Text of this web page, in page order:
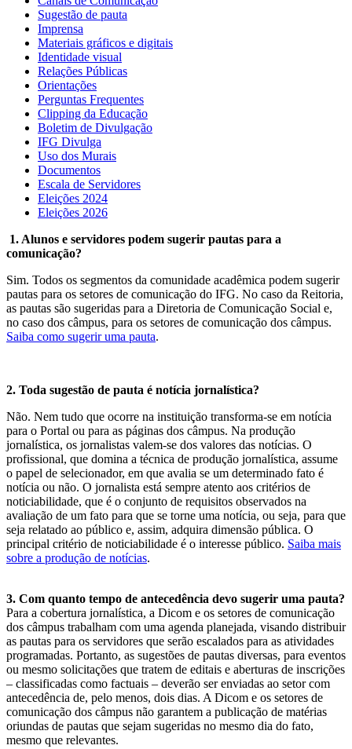
Sugestão de pauta
Imprensa
Materiais gráficos e digitais
Identidade visual
Relações Públicas
Orientações
Perguntas Frequentes
Clipping da Educação
Boletim de Divulgação
IFG Divulga
Uso dos Murais
Documentos
Escala de Servidores
Eleições 2024
Eleições 2026
1. Alunos e servidores podem sugerir pautas para a
comunicação?
Sim. Todos os segmentos da comunidade acadêmica podem sugerir
pautas para os setores de comunicação do IFG. No caso da Reitoria,
as pautas são sugeridas para a Diretoria de Comunicação Social e,
no caso dos câmpus, para os setores de comunicação dos câmpus.
Saiba como sugerir uma pauta.
2. Toda sugestão de pauta é notícia jornalística?
Não. Nem tudo que ocorre na instituição transforma-se em notícia
para o Portal ou para as páginas dos câmpus. Na produção
jornalística, os jornalistas valem-se dos valores das notícias. O
profissional, que domina a técnica de produção jornalística, assume
o papel de selecionador, em que avalia se um determinado fato é
notícia ou não. O jornalista está sempre atento aos critérios de
noticiabilidade, que é o conjunto de requisitos observados na
avaliação de um fato para que se torne uma notícia, ou seja, para que
seja relatado ao público e, assim, adquira dimensão pública. O
principal critério de noticiabilidade é o interesse público. Saiba mais
sobre a produção de notícias.
3. Com quanto tempo de antecedência devo sugerir uma pauta?
Para a cobertura jornalística, a Dicom e os setores de comunicação
dos câmpus trabalham com uma agenda planejada, visando distribuir
as pautas para os servidores que serão escalados para as atividades
programadas. Portanto, as sugestões de pautas diversas, para eventos
ou mesmo solicitações que tratem de editais e aberturas de inscrições
– classificadas como factuais – deverão ser enviadas ao setor com
antecedência de, pelo menos, dois dias. A Dicom e os setores de
comunicação dos câmpus não garantem a publicação de matérias
oriundas de pautas que sejam sugeridas no mesmo dia do fato,
mesmo que relevantes.